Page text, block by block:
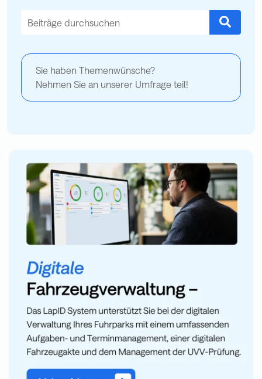
Dies ist ein Suchfeld mit einer automatischen
Sie haben Themenwünsche?
Nehmen Sie an unserer Umfrage teil!